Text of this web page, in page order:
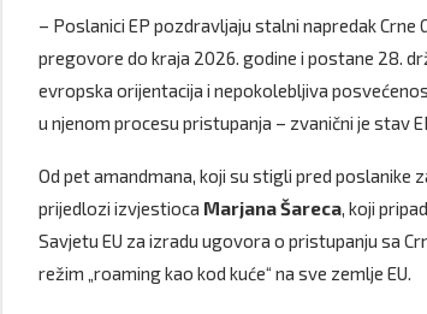
– Poslanici EP pozdravljaju stalni napredak
pregovore do kraja 2026. godine i postane 28.
evropska orijentacija i nepokolebljiva
u njenom procesu pristupanja – zvanični je stav
Od pet amandmana, koji su stigli pred poslanike
prijedlozi izvjestioca Marjana Šareca, koji
Savjetu EU za izradu ugovora o pristupanju sa
režim „roaming kao kod kuće“ na sve zemlje EU.